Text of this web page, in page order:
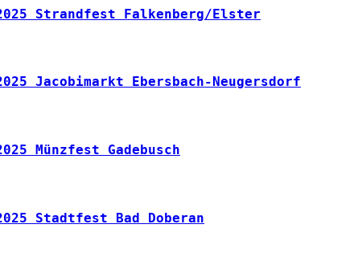
Strandfest Falkenberg/Elster
Jacobimarkt Ebersbach-Neugersdorf
Münzfest Gadebusch
Stadtfest Bad Doberan